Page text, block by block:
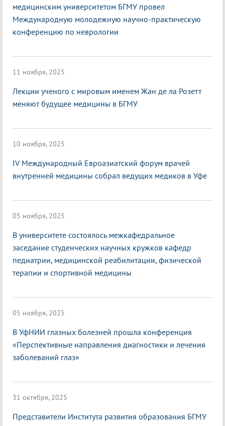
медицинским университетом БГМУ провел
Международную молодежную научно-практическую
конференцию по неврологии
11 ноября, 2025
Лекции ученого с мировым именем Жан де ла Розетт
меняют будущее медицины в БГМУ
10 ноября, 2025
IV Международный Евроазиатский форум врачей
внутренней медицины собрал ведущих медиков в Уфе
05 ноября, 2025
В университете состоялось межкафедральное
заседание студенческих научных кружков кафедр
педиатрии, медицинской реабилитации, физической
терапии и спортивной медицины
05 ноября, 2025
В УфНИИ глазных болезней прошла конференция
«Перспективные направления диагностики и лечения
заболеваний глаз»
31 октября, 2025
Представители Института развития образования БГМУ